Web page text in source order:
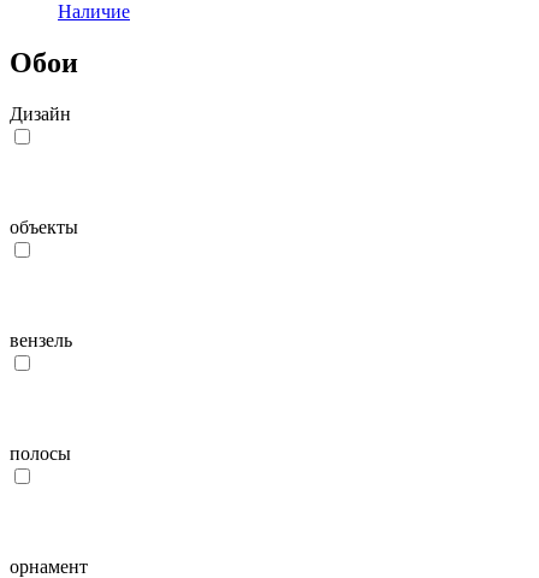
Наличие
Обои
Дизайн
объекты
вензель
полосы
орнамент